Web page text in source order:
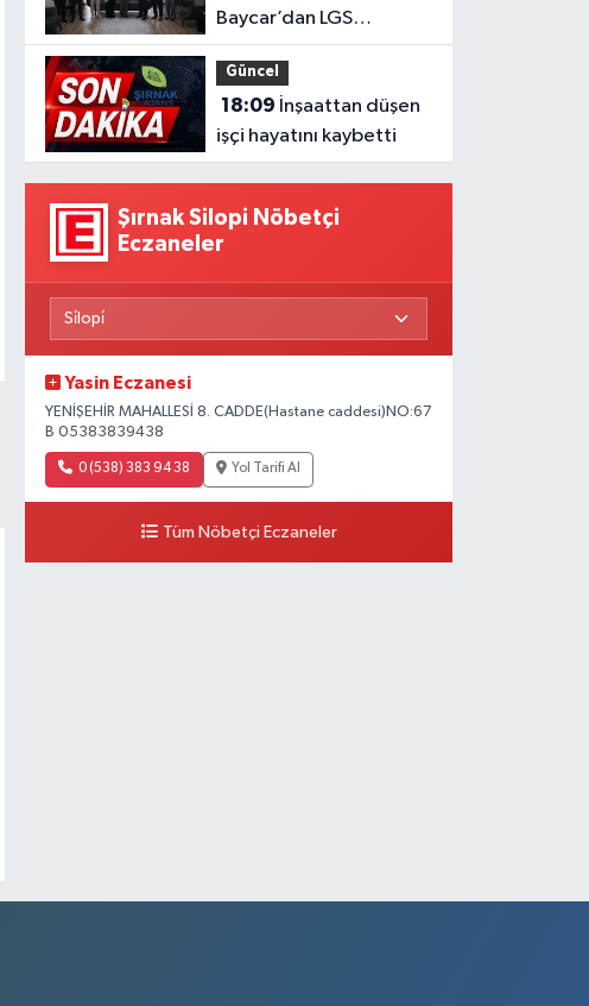
Baycar’dan LGS
başarısına ziyaret
Güncel
18:09
işçi hayatını kaybetti
Şırnak Silopi Nöbetçi
Eczaneler
Yasin Eczanesi
YENİŞEHİR MAHALLESİ 8. CADDE(Hastane caddesi)NO:67
B 05383839438
0 (538) 383 94 38 Yol Tarifi Al
Tüm Nöbetçi Eczaneler